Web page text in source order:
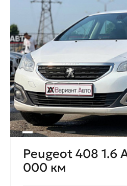
Peugeot 408 1.6
000 км